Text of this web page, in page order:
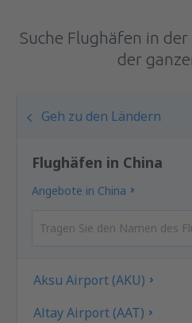
Suche Flughäfen in
der
Geh zu den Ländern
Flughäfen in China
Angebote in China
Aksu Airport (AKU)
Altay Airport (AAT)